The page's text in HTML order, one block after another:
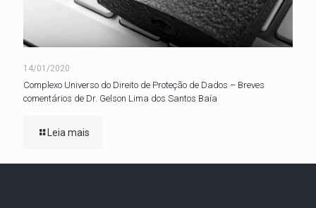
14/01/2020
Complexo Universo do Direito de Proteção de Dados – Breves
comentários de Dr. Gelson Lima dos Santos Baía
Leia mais